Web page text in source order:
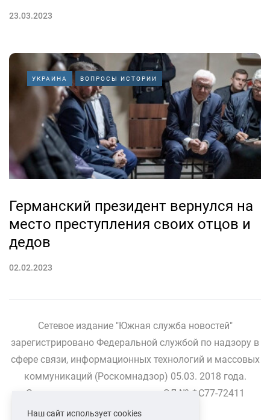
23.03.2023
УКРАИНА ВОПРОСЫ ИСТОРИИ
Германский президент вернулся на
место преступления своих отцов и
дедов
02.02.2023
Сетевое издание "Южная служба новостей"
зарегистрировано Федеральной службой по надзору в
сфере связи, информационных технологий и массовых
коммуникаций (Роскомнадзор) 05.03. 2018 года.
Свидетельство о регистрации ЭЛ № ФС77-72411
Наш сайт использует cookies